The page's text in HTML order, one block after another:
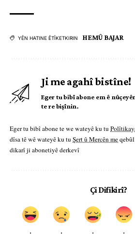
YÊN HATINE ÊTÎKETKIRIN HEMÛ BAJAR
Ji me agahî bistîne!
Eger tu bibî abone em ê
te re bişînin.
Eger tu bibî abone te we wateyê ku tu
dîsa tê wê wateyê ku tu Şert û Mercên me
dikarî ji abonetiyê derkevî
Çi Difikirî?
. . . .